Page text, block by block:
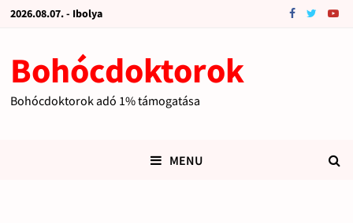
2026.08.07. - Ibolya
Bohócdoktorok
Bohócdoktorok adó 1% támogatása
MENU